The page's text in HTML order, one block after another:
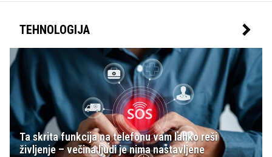
TEHNOLOGIJA
Ta skrita funkcija na telefonu vam lahko reši
življenje – večina ljudi je nima nastavljene